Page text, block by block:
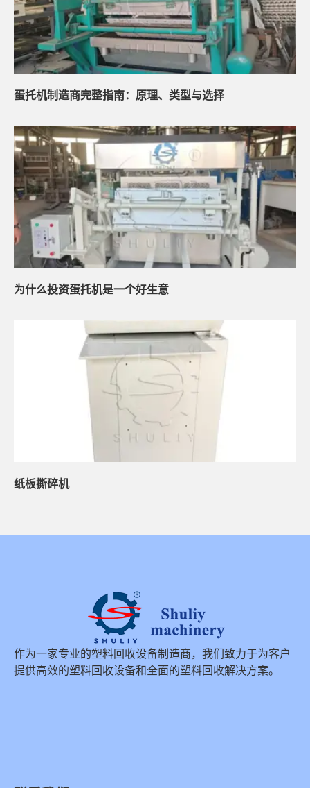
蛋托机制造商完整指南：原理、类型与选择
为什么投资蛋托机是一个好生意
纸板撕碎机
作为一家专业的塑料回收设备制造商，我们致力于为客户
提供高效的塑料回收设备和全面的塑料回收解决方案。